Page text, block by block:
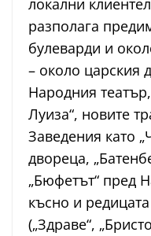
локални
разполага
булеварди и
– около царския
Народния
Луиза“, новите
Заведения като
двореца,
„Бюфетът“ пред
късно и
(„Здраве“,